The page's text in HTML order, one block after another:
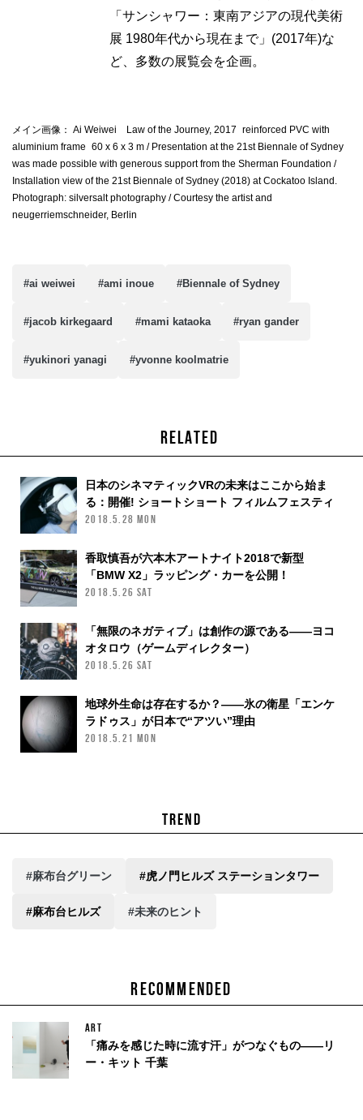
「サンシャワー：東南アジアの現代美術
展 1980年代から現在まで」(2017年)な
ど、多数の展覧会を企画。
メイン画像： Ai Weiwei Law of the Journey, 2017 reinforced PVC with
aluminium frame 60 x 6 x 3 m / Presentation at the 21st Biennale of Sydney
was made possible with generous support from the Sherman Foundation /
Installation view of the 21st Biennale of Sydney (2018) at Cockatoo Island.
Photograph: silversalt photography / Courtesy the artist and
neugerriemschneider, Berlin
#ai weiwei #ami inoue #Biennale of Sydney
#jacob kirkegaard #mami kataoka #ryan gander
#yukinori yanagi #yvonne koolmatrie
RELATED
日本のシネマティックVRの未来はここから始ま
る：開催! ショートショート フィルムフェスティ
バル & アジア2018
2018.5.28 MON
香取慎吾が六本木アートナイト2018で新型
「BMW X2」ラッピング・カーを公開！
2018.5.26 SAT
「無限のネガティブ」は創作の源である——ヨコ
オタロウ（ゲームディレクター）
2018.5.26 SAT
地球外生命は存在するか？——氷の衛星「エンケ
ラドゥス」が日本で“アツい”理由
2018.5.21 MON
RECOMMENDED
ART
「痛みを感じた時に流す汗」がつなぐもの——リ
ー・キット 千葉
TREND
#麻布台グリーン #虎ノ門ヒルズ ステーションタワー
#麻布台ヒルズ #未来のヒント